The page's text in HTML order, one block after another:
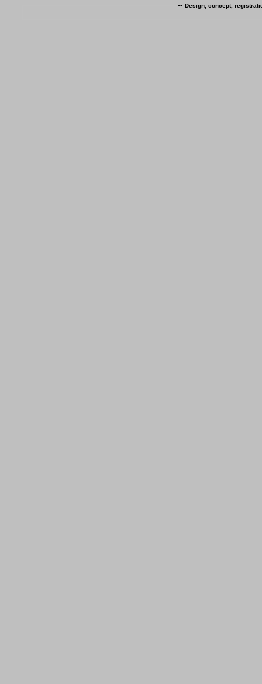
-- Design, concept,